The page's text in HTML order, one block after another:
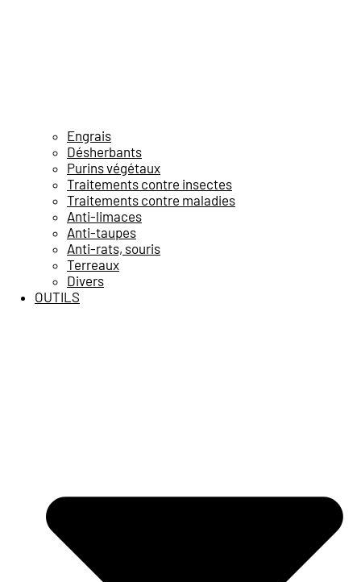
Engrais
Désherbants
Purins végétaux
Traitements contre insectes
Traitements contre maladies
Anti-limaces
Anti-taupes
Anti-rats, souris
Terreaux
Divers
OUTILS